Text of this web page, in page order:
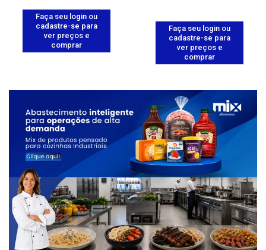
Faça seu login ou
cadastre-se para
ver preços e
comprar
Faça seu login ou
cadastre-se para
ver preços e
comprar